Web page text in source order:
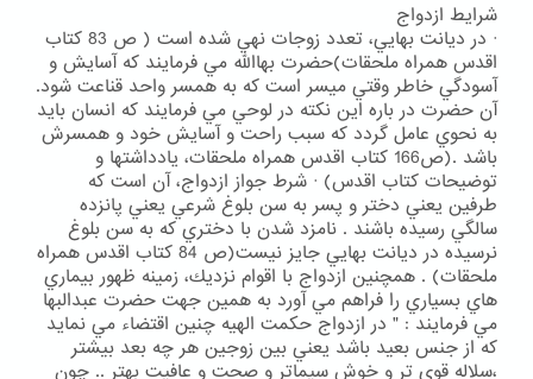
شرايط ازدواج
· در ديانت بهايي، تعدد زوجات نهي شده است ( ص 83 كتاب
اقدس همراه ملحقات)حضرت بهاالله مي فرمايند كه آسايش و
آسودگي خاطر وقتي ميسر است كه به همسر واحد قناعت شود.
آن حضرت در باره اين نكته در لوحي مي فرمايند كه انسان بايد
به نحوي عامل گردد كه سبب راحت و آسايش خود و همسرش
باشد .(ص166 كتاب اقدس همراه ملحقات، يادداشتها و
توضيحات كتاب اقدس) · شرط جواز ازدواج، آن است كه
طرفين يعني دختر و پسر به سن بلوغ شرعي يعني پانزده
سالگي رسيده باشند . نامزد شدن با دختري كه به سن بلوغ
نرسيده در ديانت بهايي جايز نيست(ص 84 كتاب اقدس همراه
ملحقات) . همچنين ازدواج با اقوام نزديك، زمينه ظهور بيماري
هاي بسياري را فراهم مي آورد به همين جهت حضرت عبدالبها
مي فرمايند : " در ازدواج حكمت الهيه چنين اقتضاء مي نمايد
كه از جنس بعيد باشد يعني بين زوجين هر چه بعد بيشتر
،سلاله قوي تر و خوش سيماتر و صحت و عافيت بهتر .. چون